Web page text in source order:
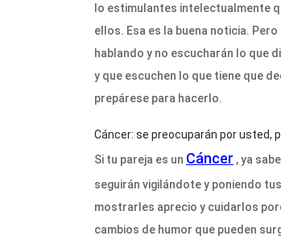
lo estimulantes intelectualmente
ellos. Esa es la buena noticia.
hablando y no escucharán lo que
y que escuchen lo que tiene que
prepárese para hacerlo.
Cáncer: se preocuparán por usted,
Si tu pareja es un Cáncer , ya
seguirán vigilándote y poniendo
mostrarles aprecio y cuidarlos
cambios de humor que pueden